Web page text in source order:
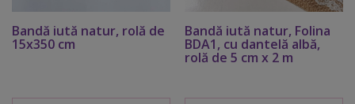
Bandă iută natur, rolă de
15x350 cm
Bandă iută natur, Folina
BDA1, cu dantelă albă,
rolă de 5 cm x 2 m